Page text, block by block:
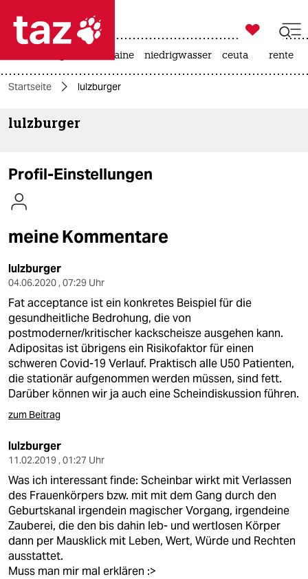
 taz zahl ich
taz zahl ich
themen
kultur
sport
berlin
nord
wahrheit
verlag
veranstaltungen
shop
fragen & hilfe
unterstützen
abo

taz zahl ich
krieg in der ukraine niedrigwasser ceuta rente
Startseite lulzburger
lulzburger
Profil-Einstellungen
meine Kommentare
lulzburger
04.06.2020 , 07:29 Uhr
Fat acceptance ist ein konkretes Beispiel für die
gesundheitliche Bedrohung, die von
postmoderner/kritischer kackscheisze ausgehen kann.
Adipositas ist übrigens ein Risikofaktor für einen
schweren Covid-19 Verlauf. Praktisch alle U50 Patienten,
die stationär aufgenommen werden müssen, sind fett.
Darüber können wir ja auch eine Scheindiskussion führen.
zum Beitrag
lulzburger
11.02.2019 , 01:27 Uhr
Was ich interessant finde: Scheinbar wirkt mit Verlassen
des Frauenkörpers bzw. mit mit dem Gang durch den
Geburtskanal irgendein magischer Vorgang, irgendeine
Zauberei, die den bis dahin leb- und wertlosen Körper
dann per Mausklick mit Leben, Wert, Würde und Rechten
ausstattet.
Muss man mir mal erklären :>